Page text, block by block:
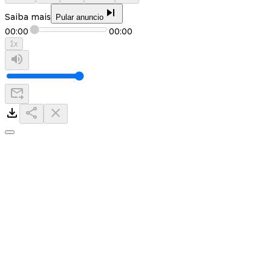
Saiba mais Pular anuncio
00:00 00:00
1x